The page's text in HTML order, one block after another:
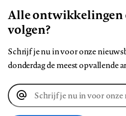
Alle ontwikkelingen
volgen?
Schrijf je nu in voor onze
donderdag de meest opvallende
E-
mailadres